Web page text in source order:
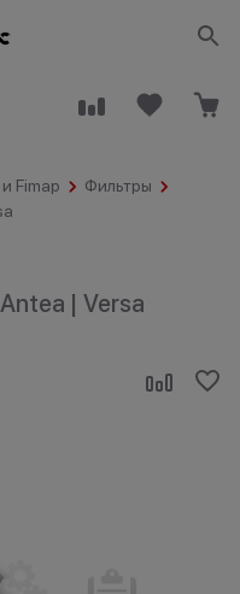
Fimap
Фильтры
| Versa